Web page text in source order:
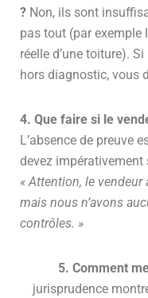
? Non, ils sont
pas tout (par exemple
réelle d’une toiture).
hors diagnostic, vous
4. Que faire si le
L’absence de preuve
devez impérativement
« Attention, le
mais nous n’avons
contrôles. »
5. Comment
jurisprudence